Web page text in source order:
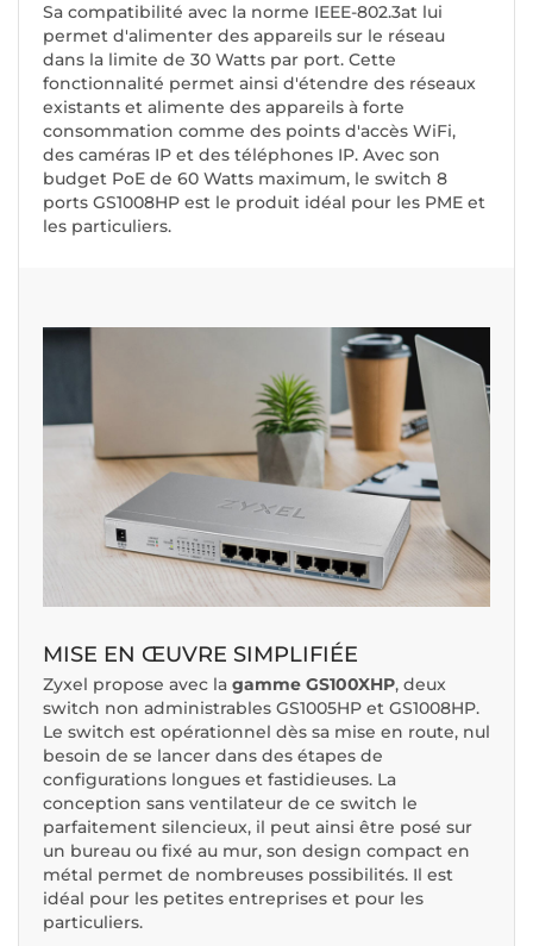
Sa compatibilité avec la norme IEEE-802.3at lui
permet d'alimenter des appareils sur le réseau
dans la limite de 30 Watts par port. Cette
fonctionnalité permet ainsi d'étendre des réseaux
existants et alimente des appareils à forte
consommation comme des points d'accès WiFi,
des caméras IP et des téléphones IP. Avec son
budget PoE de 60 Watts maximum, le switch 8
ports GS1008HP est le produit idéal pour les PME et
les particuliers.
MISE EN ŒUVRE SIMPLIFIÉE
Zyxel propose avec la gamme GS100XHP, deux
switch non administrables GS1005HP et GS1008HP.
Le switch est opérationnel dès sa mise en route, nul
besoin de se lancer dans des étapes de
configurations longues et fastidieuses. La
conception sans ventilateur de ce switch le
parfaitement silencieux, il peut ainsi être posé sur
un bureau ou fixé au mur, son design compact en
métal permet de nombreuses possibilités. Il est
idéal pour les petites entreprises et pour les
particuliers.